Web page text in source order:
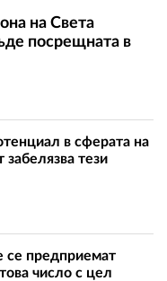
на Света
посрещната в
в сферата на
забелязва тези
се предприемат
число с цел